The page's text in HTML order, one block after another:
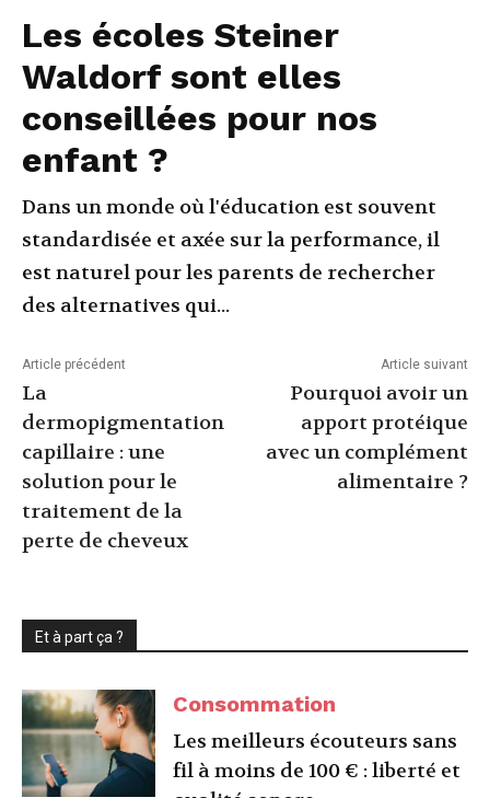
Les écoles Steiner
Waldorf sont elles
conseillées pour nos
enfant ?
Dans un monde où l'éducation est souvent
standardisée et axée sur la performance, il
est naturel pour les parents de rechercher
des alternatives qui...
Article précédent
La
dermopigmentation
capillaire : une
solution pour le
traitement de la
perte de cheveux
Article suivant
Pourquoi avoir un
apport protéique
avec un complément
alimentaire ?
Et à part ça ?
Consommation
Les meilleurs écouteurs sans
fil à moins de 100 € : liberté et